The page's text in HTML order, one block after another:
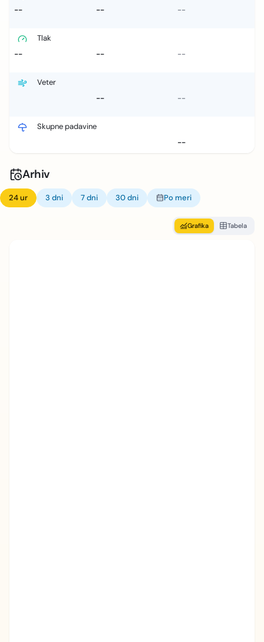
--
-- --
Tlak
--
-- --
Veter
--
--
Skupne padavine
--
Arhiv
24 ur 3 dni 7 dni 30 dni Po meri
Grafika Tabela